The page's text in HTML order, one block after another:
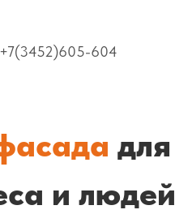
+7(3452)605-604
для
и людей